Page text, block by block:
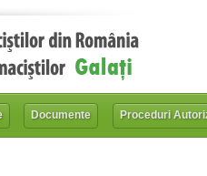
Documente Proceduri